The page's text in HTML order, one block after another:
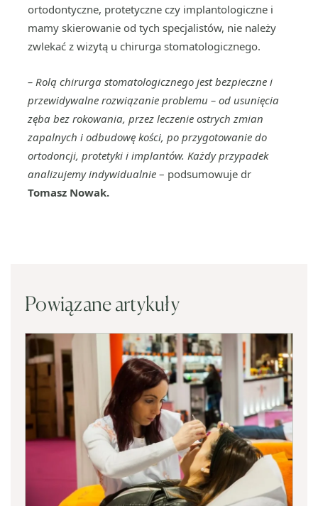
ortodontyczne, protetyczne czy implantologiczne i
mamy skierowanie od tych specjalistów, nie należy
zwlekać z wizytą u chirurga stomatologicznego.
– Rolą chirurga stomatologicznego jest bezpieczne i
przewidywalne rozwiązanie problemu – od usunięcia
zęba bez rokowania, przez leczenie ostrych zmian
zapalnych i odbudowę kości, po przygotowanie do
ortodoncji, protetyki i implantów. Każdy przypadek
analizujemy indywidualnie – podsumowuje dr
Tomasz Nowak.
Powiązane artykuły